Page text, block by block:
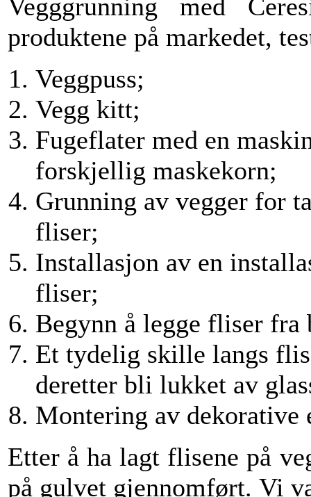
Vegggrunning med
produktene på markedet,
Veggpuss;
Vegg kitt;
Fugeflater med en
forskjellig maskekorn;
Grunning av vegger for
fliser;
Installasjon av en
fliser;
Begynn å legge fliser fra
Et tydelig skille langs
deretter bli lukket av
Montering av dekorative
Etter å ha lagt flisene på
på gulvet gjennomført. Vi